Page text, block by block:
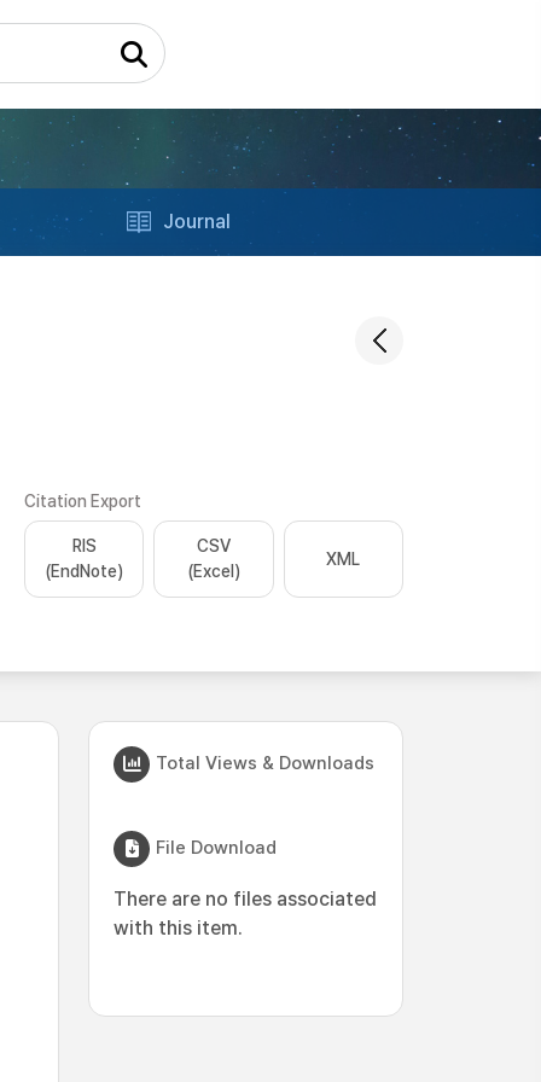
Journal
Citation Export
RIS
(EndNote)
CSV
(Excel)
XML
Total Views & Downloads
File Download
There are no files associated
with this item.